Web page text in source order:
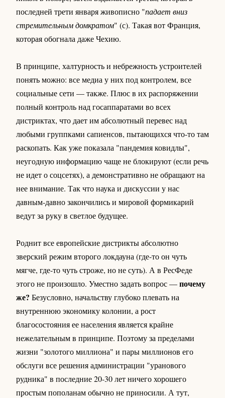
последней трети января живописно "падает вниз
стремительным домкратом" (с). Такая вот Франция,
которая обогнала даже Чехию.
В принципе, халтурность и небрежность устроителей
понять можно: все медиа у них под контролем, все
социальные сети — также. Плюс в их распоряжении
полный контроль над госаппаратами во всех
дистриктах, что дает им абсолютный перевес над
любыми группками сапиенсов, пытающихся что-то там
раскопать. Как уже показала "пандемия ковидлы",
неугодную информацию чаще не блокируют (если речь
не идет о соцсетях), а демонстративно не обращают на
нее внимание. Так что наука и дискуссии у нас
давным-давно закончились и мировой формикарий
ведут за руку в светлое будущее.
Роднит все европейские дистрикты абсолютно
зверский режим второго локдауна (где-то он чуть
мягче, где-то чуть строже, но не суть). А в РесФеде
этого не произошло. Уместно задать вопрос —почему
же? Безусловно, начальству глубоко плевать на
внутреннюю экономику колонии, а рост
благосостояния ее населения является крайне
нежелательным в принципе. Поэтому за пределами
жизни "золотого миллиона" и пары миллионов его
обслуги все решения администрации "уранового
рудника" в последние 20-30 лет ничего хорошего
простым пополанам обычно не приносили. А тут,